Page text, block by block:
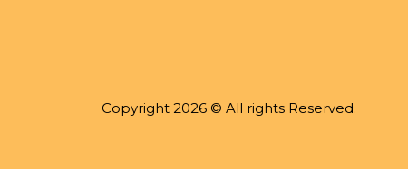
Copyright 2026 © All rights Reserved.